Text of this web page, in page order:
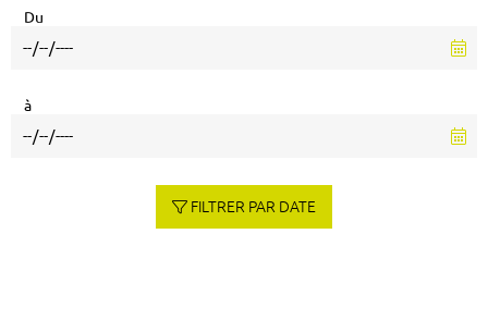
Du
à
FILTRER PAR DATE